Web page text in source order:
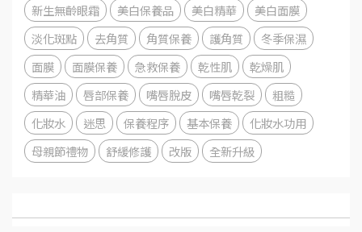
新生無齡眼霜
美白保養品 美白精華
美白面膜
淡化斑點
去角質 角質保養 護角質
冬季保濕
面膜
面膜保養 急救保養 乾性肌
乾燥肌
精華油
唇部保養 嘴唇脫皮 嘴唇乾裂
粗糙
化妝水
迷思 保養程序 基本保養
化妝水功用
母親節禮物
舒緩修護 改版 全新升級